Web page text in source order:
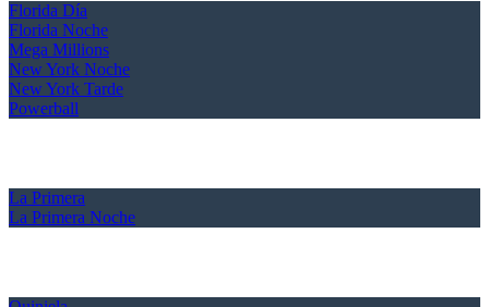
Florida Día
Florida Noche
Mega Millions
New York Noche
New York Tarde
Powerball
La Primera
La Primera Noche